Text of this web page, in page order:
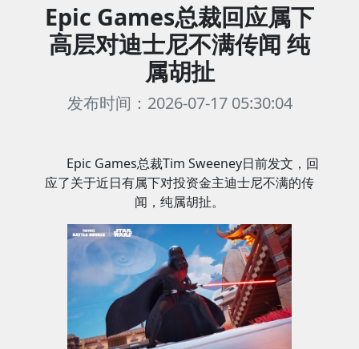
Epic Games总裁回应属下
高层对迪士尼不满传闻 纯
属胡扯
发布时间：2026-07-17 05:30:04
Epic Games总裁Tim Sweeney日前发文，回
应了关于近日有属下对投资金主迪士尼不满的传
闻，纯属胡扯。